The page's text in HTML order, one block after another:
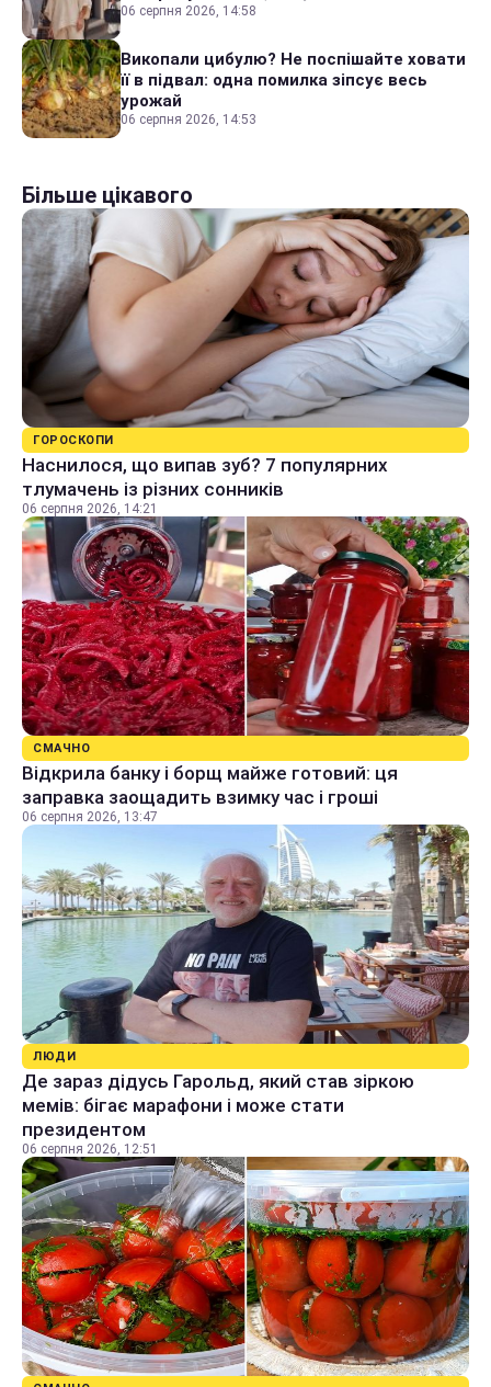
06 серпня 2026, 14:58
Викопали цибулю? Не поспішайте ховати
її в підвал: одна помилка зіпсує весь
урожай
06 серпня 2026, 14:53
Більше цікавого
ГОРОСКОПИ
Наснилося, що випав зуб? 7 популярних
тлумачень із різних сонників
06 серпня 2026, 14:21
СМАЧНО
Відкрила банку і борщ майже готовий: ця
заправка заощадить взимку час і гроші
06 серпня 2026, 13:47
ЛЮДИ
Де зараз дідусь Гарольд, який став зіркою
мемів: бігає марафони і може стати
президентом
06 серпня 2026, 12:51